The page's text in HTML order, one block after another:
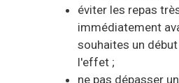
éviter les repas
immédiatement
souhaites un
l'effet ;
ne pas dépasser